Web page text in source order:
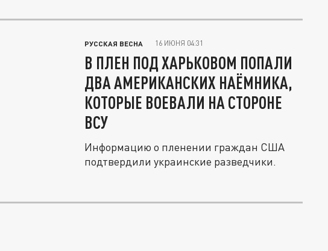
РУССКАЯ ВЕСНА 16 ИЮНЯ 04:31
В ПЛЕН ПОД ХАРЬКОВОМ ПОПАЛИ
ДВА АМЕРИКАНСКИХ НАЁМНИКА,
КОТОРЫЕ ВОЕВАЛИ НА СТОРОНЕ
ВСУ
Информацию о пленении граждан США
подтвердили украинские разведчики.